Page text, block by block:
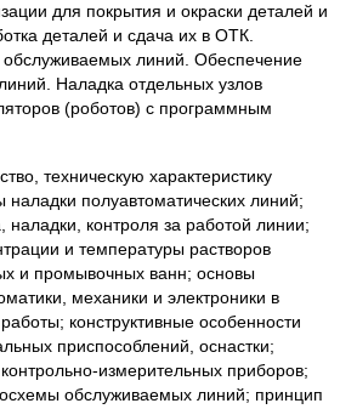
для покрытия и окраски деталей и
деталей и сдача их в ОТК.
линий. Обеспечение
Наладка отдельных узлов
(роботов) с программным
техническую характеристику
полуавтоматических линий;
наладки, контроля за работой линии;
и температуры растворов
и промывочных ванн; основы
механики и электроники в
конструктивные особенности
приспособлений, оснастки;
измерительных приборов;
обслуживаемых линий; принцип